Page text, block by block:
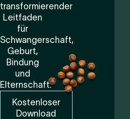
transformierender
Leitfaden
für
Schwangerschaft,
Geburt,
Bindung
und
Elternschaft.
Kostenloser
Download